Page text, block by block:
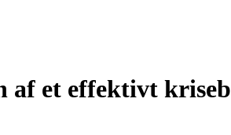
af et effektivt